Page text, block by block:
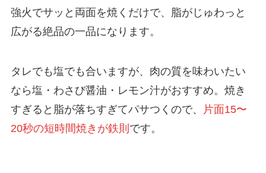
強火でサッと両面を焼くだけで、脂がじゅわっと
広がる絶品の一品になります。
タレでも塩でも合いますが、肉の質を味わいたい
なら塩・わさび醤油・レモン汁がおすすめ。焼き
すぎると脂が落ちすぎてパサつくので、
片面15〜
20秒の短時間焼きが鉄則 です。